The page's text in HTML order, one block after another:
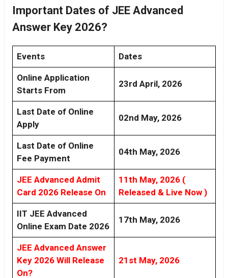
Important Dates of JEE Advanced
Answer Key 2026?
Events Dates
Online Application
Starts From
23rd April, 2026
Last Date of Online
Apply
02nd May, 2026
Last Date of Online
Fee Payment
04th May, 2026
JEE Advanced Admit
Card 2026 Release On
11th May, 2026 (
Released & Live Now )
IIT JEE Advanced
Online Exam Date 2026
17th May, 2026
JEE Advanced Answer
Key 2026 Will Release
On?
21st May, 2026